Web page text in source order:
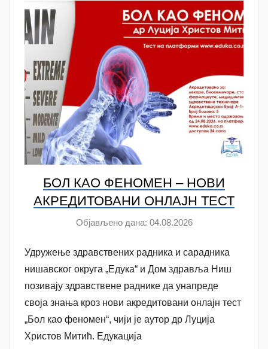
o
v
i
ć
БОЛ КАО ФЕНОМЕН – НОВИ
АКРЕДИТОВАНИ ОНЛАЈН ТЕСТ
Објављено дана: 04.08.2026а
т
о
р
A
n
Удружење здравствених радника и сарадника
нишавског округа „Едука“ и Дом здравља Ниш
позивају здравствене раднике да унапреде
своја знања кроз нови акредитовани онлајн тест
„Бол као феномен“, чији је аутор др Луција
Христов Митић. Едукација